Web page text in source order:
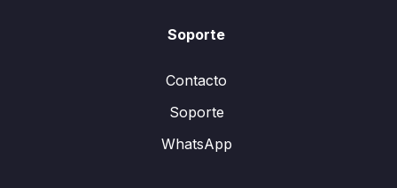
Soporte
Contacto
Soporte
WhatsApp